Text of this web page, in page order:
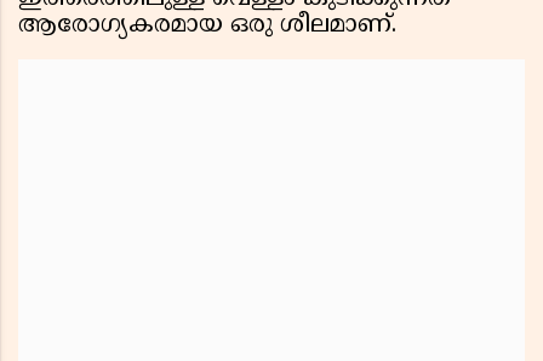
ആരോഗ്യകരമായ ഒരു ശീലമാണ്.